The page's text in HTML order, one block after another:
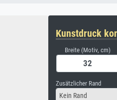
Kunstdruck
Breite (Motiv, cm)
Zusätzlicher Rand
Kein Rand